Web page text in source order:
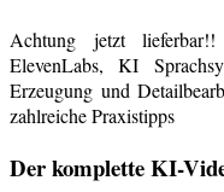
Achtung jetzt
ElevenLabs, KI
Erzeugung und
zahlreiche Praxistipps
Der komplette KI-